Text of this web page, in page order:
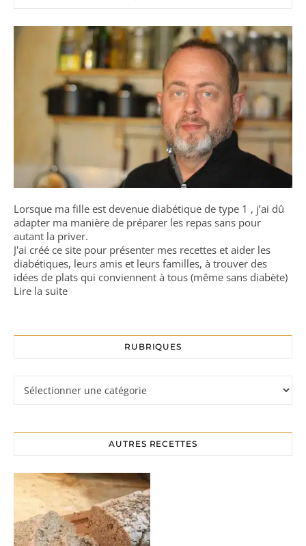
Lorsque ma fille est devenue diabétique de type 1 , j’ai dû
adapter ma manière de préparer les repas sans pour
autant la priver.
J'ai créé ce site pour présenter mes recettes et aider les
diabétiques, leurs amis et leurs familles, à trouver des
idées de plats qui conviennent à tous (même sans diabète)
Lire la suite
RUBRIQUES
AUTRES RECETTES